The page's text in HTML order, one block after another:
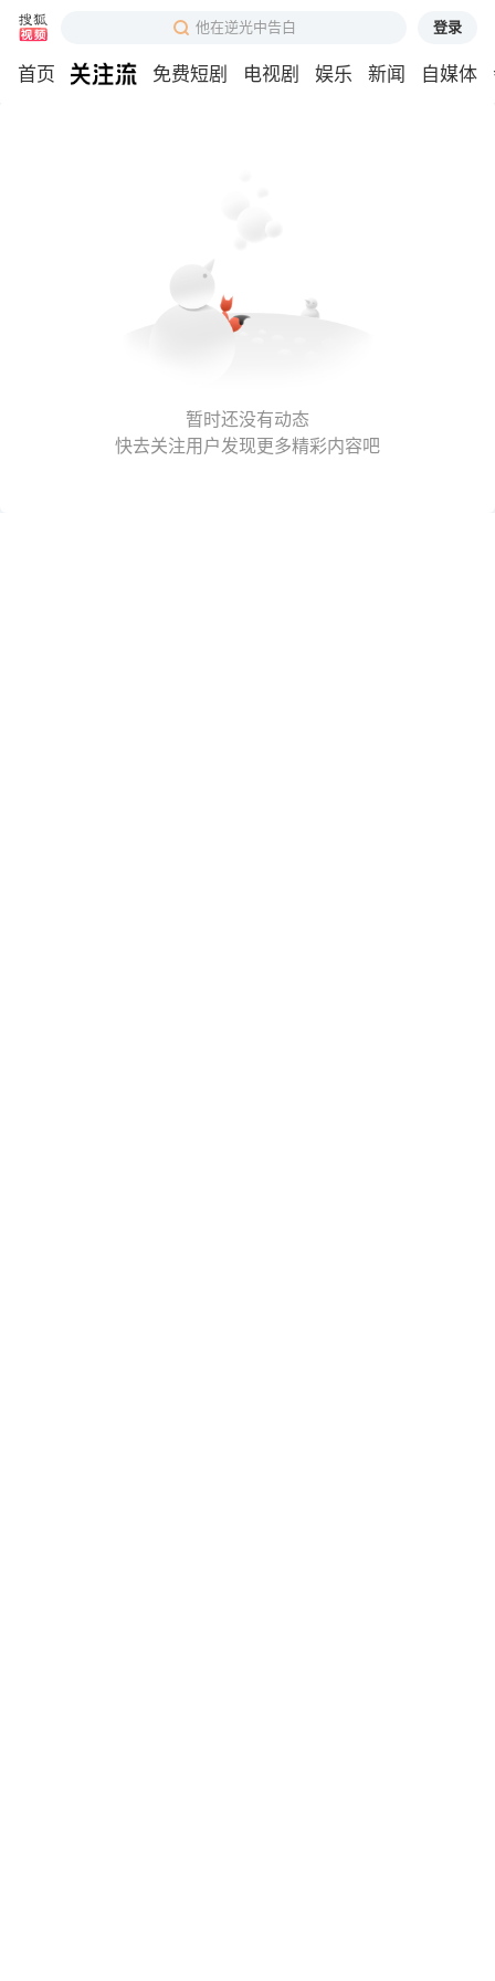
他在逆光中告白 登录
首页 免费短剧 电视剧 娱乐 新闻 自媒体
暂时还没有动态
快去关注用户发现更多精彩内容吧